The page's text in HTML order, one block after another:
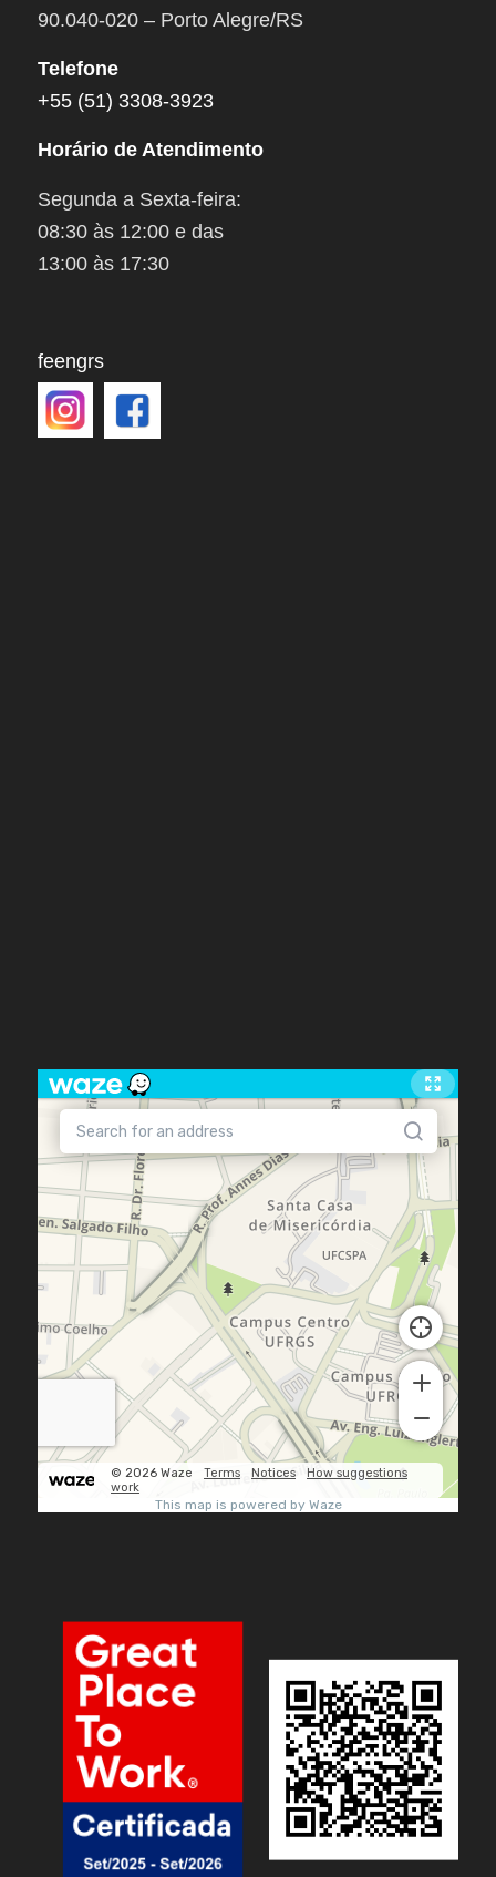
90.040-020 – Porto Alegre/RS
Telefone
+55 (51) 3308-3923
Horário de Atendimento
Segunda a Sexta-feira:
08:30 às 12:00 e das
13:00 às 17:30
feengrs